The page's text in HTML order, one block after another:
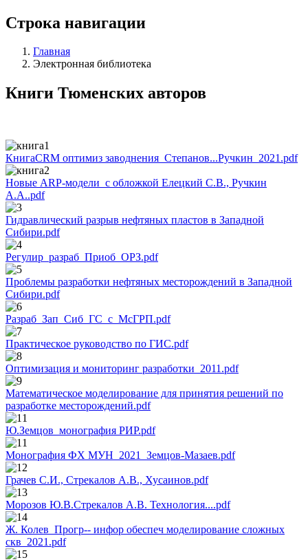
Строка навигации
Главная
Электронная библиотека
Книги Тюменских авторов
КнигаCRM оптимиз заводнения_Степанов...Ручкин_2021.pdf
Новые ARP-модели_с обложкой Елецкий С.В., Ручкин
А.А..pdf
Гидравлический разрыв нефтяных пластов в Западной
Сибири.pdf
Регулир_разраб_Приоб_ОРЗ.pdf
Проблемы разработки нефтяных месторождений в Западной
Сибири.pdf
Разраб_Зап_Сиб_ГС_с_МсГРП.pdf
Практическое руководство по ГИС.pdf
Оптимизация и мониторинг разработки_2011.pdf
Математическое моделирование для принятия решений по
разработке месторождений.pdf
Ю.Земцов_монография РИР.pdf
Монография ФХ МУН_2021_Земцов-Мазаев.pdf
Грачев С.И., Стрекалов А.В., Хусаинов.pdf
Морозов Ю.В.Стрекалов А.В. Технология....pdf
Ж. Колев_Прогр-- инфор обеспеч моделирование сложных
скв_2021.pdf